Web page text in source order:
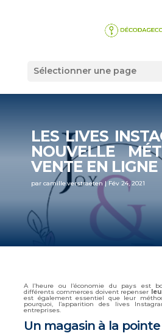
Sélectionner une page
LES LIVES
NOUVELLE
VENTE EN LIGNE
par camille.verstraeten |Fév 24, 2021
A l’heure ou l’économie du pays est
différents commerces doivent repenser
est également essentiel que leur
pourquoi, l’apparition des lives
entreprises.
Un magasin à la